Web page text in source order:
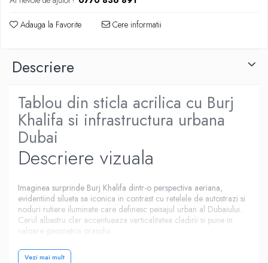
Adauga la Favorite Cere informatii
Descriere
Tablou din sticla acrilica cu Burj
Khalifa si infrastructura urbana
Dubai
Descriere vizuala
Imaginea surprinde Burj Khalifa dintr-o perspectiva aeriana,
evidentiind silueta sa iconica in contrast cu retelele de autostrazi si
noduri rutiere iluminate care definesc peisajul urban al Dubaiului.
Cerul albastru clar accentueaza verticalitatea cladirii si pune in
valoare geometria orasului.
Compozitia transmite dinamism, dezvoltare si ambitie, ilustrand
echilibrul dintre arhitectura emblematica si infrastructura moderna
Vezi mai mult